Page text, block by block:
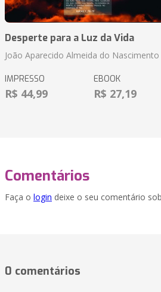
Desperte para a Luz da Vida
João Aparecido Almeida do Nascimento
IMPRESSO
R$ 44,99
EBOOK
R$ 27,19
Comentários
Faça o login deixe o seu comentário
0 comentários